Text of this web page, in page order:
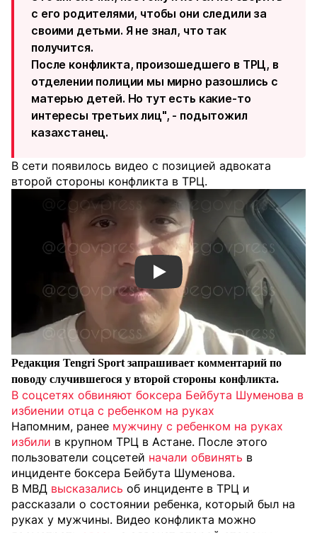
с его родителями, чтобы они следили за
своими детьми. Я не знал, что так
получится.
После конфликта, произошедшего в ТРЦ, в
отделении полиции мы мирно разошлись с
матерью детей. Но тут есть какие-то
интересы третьих лиц", - подытожил
казахстанец.
В сети появилось видео с позицией адвоката
второй стороны конфликта в ТРЦ.
Смотреть видео YouTube
Редакция Tengri Sport запрашивает комментарий по
поводу случившегося у второй стороны конфликта.
В соцсетях обвиняют боксера Бейбута Шуменова в
избиении отца с ребенком на руках
Напомним, ранее мужчину с ребенком на руках
избили в крупном ТРЦ в Астане. После этого
пользователи соцсетей начали обвинять в
инциденте боксера Бейбута Шуменова.
В МВД высказались об инциденте в ТРЦ и
рассказали о состоянии ребенка, который был на
руках у мужчины. Видео конфликта можно